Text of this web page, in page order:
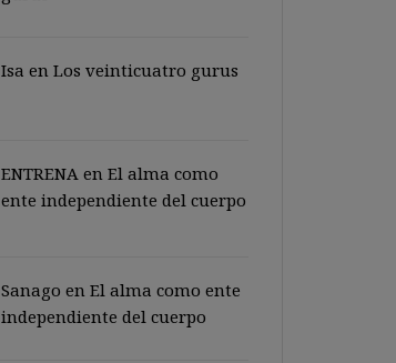
Isa en Los veinticuatro gurus
ENTRENA en El alma como
ente independiente del cuerpo
Sanago en El alma como ente
independiente del cuerpo